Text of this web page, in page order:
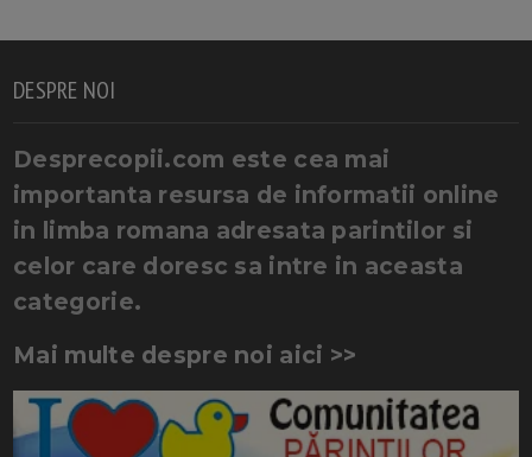
DESPRE NOI
Desprecopii.com este cea mai
importanta resursa de informatii online
in limba romana adresata parintilor si
celor care doresc sa intre in aceasta
categorie.
Mai multe despre noi aici >>